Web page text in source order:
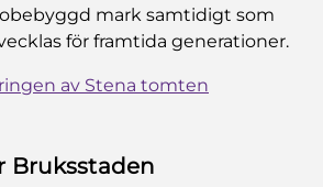
mark samtidigt som
för framtida generationer.
av Stena tomten
Bruksstaden